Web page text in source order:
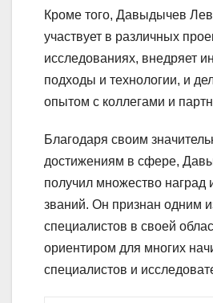
Кроме того, Давыдычев
участвует в различных
исследованиях, внедряет
подходы и технологии, и
опытом с коллегами и
Благодаря своим
достижениям в сфере,
получил множество наград
званий. Он признан одним
специалистов в своей
ориентиром для многих
специалистов и